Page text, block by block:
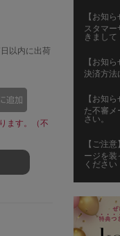
以内に出荷
ます。（不
【お知
スタマー
きまして
【お知
決済方法
【お知
た不審メ
さい。
【ご注
ージを装
ください